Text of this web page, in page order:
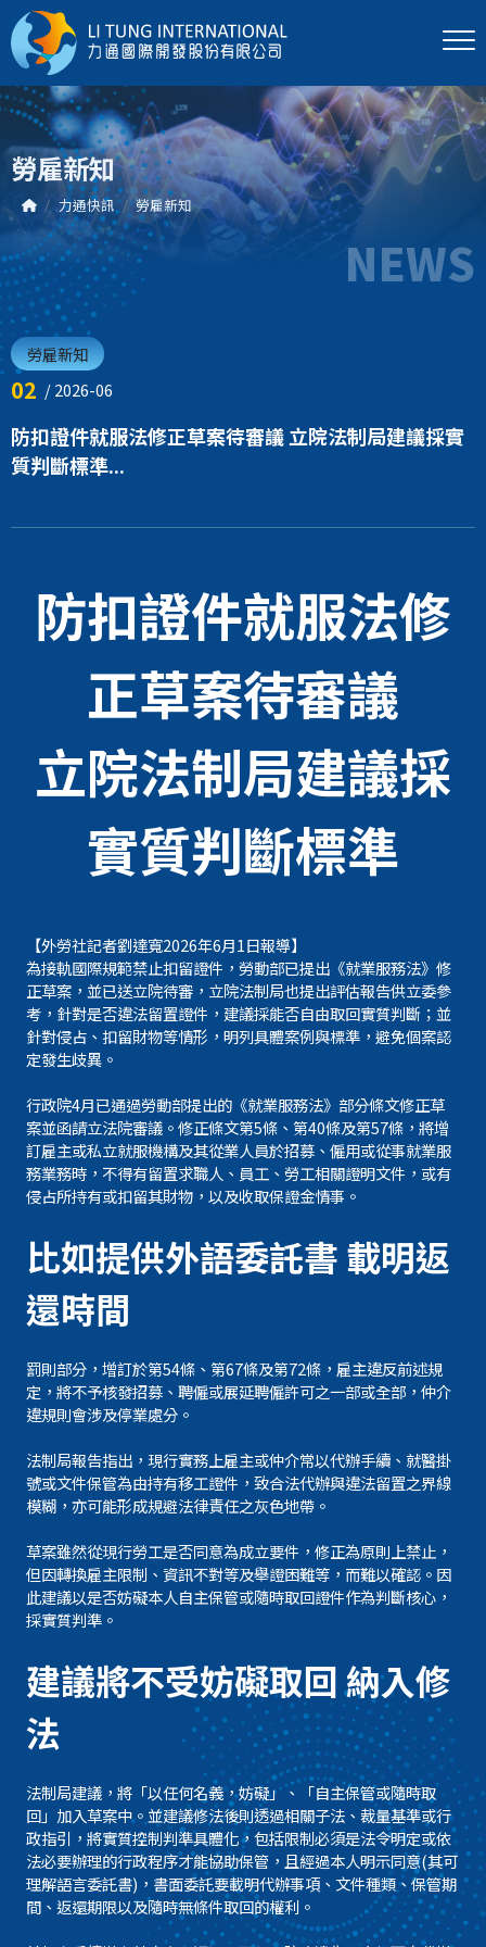
勞雇新知
力通快訊 勞雇新知
NEWS
勞雇新知
02 / 2026-06
防扣證件就服法修正草案待審議 立院法制局建議採實
質判斷標準...
防扣證件就服法修
正草案待審議
立院法制局建議採
實質判斷標準
【外勞社記者劉達寬2026年6月1日報導】
為接軌國際規範禁止扣留證件，勞動部已提出《就業服務法》修
正草案，並已送立院待審，立院法制局也提出評估報告供立委參
考，針對是否違法留置證件，建議採能否自由取回實質判斷；並
針對侵占、扣留財物等情形，明列具體案例與標準，避免個案認
定發生歧異。
行政院4月已通過勞動部提出的《就業服務法》部分條文修正草
案並函請立法院審議。修正條文第5條、第40條及第57條，將增
訂雇主或私立就服機構及其從業人員於招募、僱用或從事就業服
務業務時，不得有留置求職人、員工、勞工相關證明文件，或有
侵占所持有或扣留其財物，以及收取保證金情事。
比如提供外語委託書 載明返
還時間
罰則部分，增訂於第54條、第67條及第72條，雇主違反前述規
定，將不予核發招募、聘僱或展延聘僱許可之一部或全部，仲介
違規則會涉及停業處分。
法制局報告指出，現行實務上雇主或仲介常以代辦手續、就醫掛
號或文件保管為由持有移工證件，致合法代辦與違法留置之界線
模糊，亦可能形成規避法律責任之灰色地帶。
草案雖然從現行勞工是否同意為成立要件，修正為原則上禁止，
但因轉換雇主限制、資訊不對等及舉證困難等，而難以確認。因
此建議以是否妨礙本人自主保管或隨時取回證件作為判斷核心，
採實質判準。
建議將不受妨礙取回 納入修
法
法制局建議，將「以任何名義，妨礙」、「自主保管或隨時取
回」加入草案中。並建議修法後則透過相關子法、裁量基準或行
政指引，將實質控制判準具體化，包括限制必須是法令明定或依
法必要辦理的行政程序才能協助保管，且經過本人明示同意(其可
理解語言委託書)，書面委託要載明代辦事項、文件種類、保管期
間、返還期限以及隨時無條件取回的權利。